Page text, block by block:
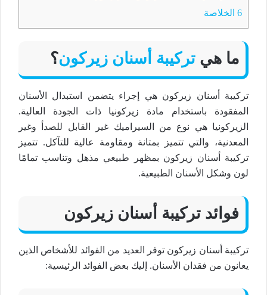
6 الخلاصة
ما هي تركيبة أسنان زيركون؟
تركيبة أسنان زيركون هي إجراء يتضمن استبدال الأسنان
المفقودة باستخدام مادة زيركونيا ذات الجودة العالية.
الزيركونيا هي نوع من السيراميك غير القابل للصدأ وغير
المعدنية، والتي تتميز بمتانة ومقاومة عالية للتآكل. تتميز
تركيبة أسنان زيركون بمظهر طبيعي مذهل وتناسب تمامًا
لون وشكل الأسنان الطبيعية.
فوائد تركيبة أسنان زيركون
تركيبة أسنان زيركون توفر العديد من الفوائد للأشخاص الذين
يعانون من فقدان الأسنان. إليك بعض الفوائد الرئيسية: